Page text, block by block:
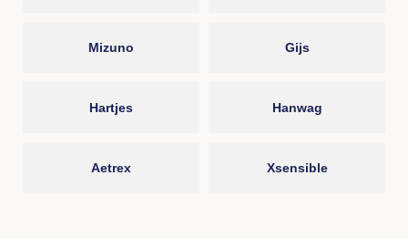
Mizuno Gijs
Hartjes
Aetrex
Hanwag
Xsensible